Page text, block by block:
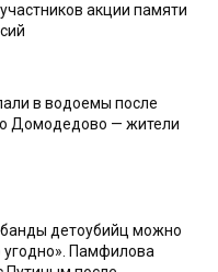
акции памяти
в водоемы после
Домодедово — жители
банды детоубийц можно
угодно». Памфилова